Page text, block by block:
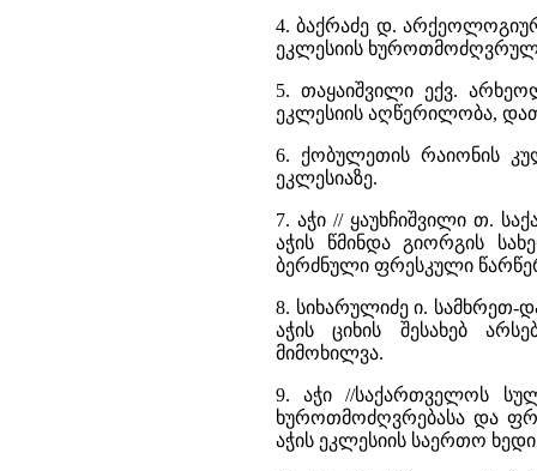
4. ბაქრაძე დ.
ეკლესიის
5. თაყაიშვილი ექვ.
ეკლესიის აღწერილობა,
6. ქობულეთის რაიონის
ეკლესიაზე.
7. აჭი // ყაუხჩიშვილი თ.
აჭის წმინდა გიორგის
ბერძნული ფრესკული
8. სიხარულიძე ი. სამხრეთ-
აჭის ციხის შესახებ
მიმოხილვა.
9. აჭი //საქართველოს
ხუროთმოძღვრებასა და
აჭის ეკლესიის საერთო